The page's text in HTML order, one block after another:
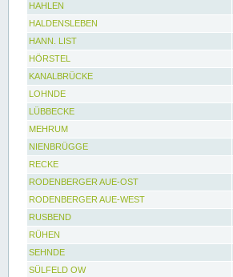
HAHLEN
HALDENSLEBEN
HANN. LIST
HÖRSTEL
KANALBRÜCKE
LOHNDE
LÜBBECKE
MEHRUM
NIENBRÜGGE
RECKE
RODENBERGER AUE-OST
RODENBERGER AUE-WEST
RUSBEND
RÜHEN
SEHNDE
SÜLFELD OW